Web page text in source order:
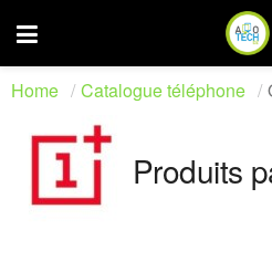
Home Catalogue téléphone
Produits